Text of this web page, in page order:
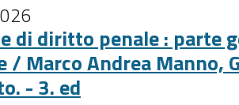
di diritto penale : parte
/ Marco Andrea Manno,
- 3. ed